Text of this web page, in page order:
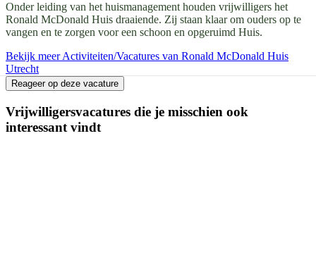
Onder leiding van het huismanagement houden vrijwilligers het
Ronald McDonald Huis draaiende. Zij staan klaar om ouders op te
vangen en te zorgen voor een schoon en opgeruimd Huis.
Bekijk meer Activiteiten/Vacatures van Ronald McDonald Huis
Utrecht
Reageer op deze vacature
Vrijwilligersvacatures die je misschien ook
interessant vindt